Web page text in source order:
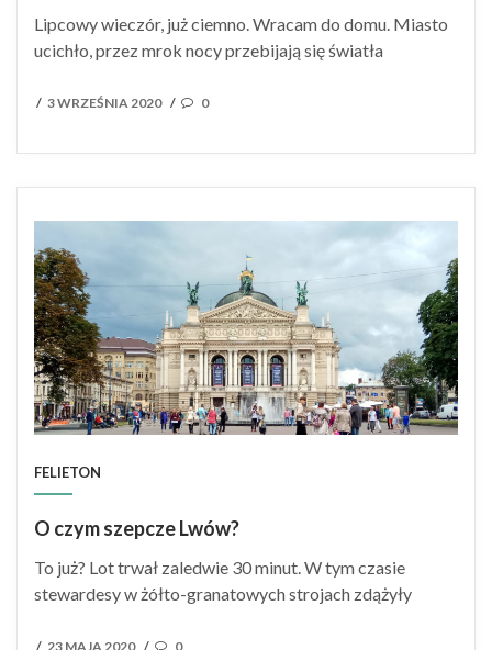
Lipcowy wieczór, już ciemno. Wracam do domu. Miasto
ucichło, przez mrok nocy przebijają się światła
/ POSTED
3 WRZEŚNIA 2020 / 0
FELIETON
O czym szepcze Lwów?
To już? Lot trwał zaledwie 30 minut. W tym czasie
stewardesy w żółto-granatowych strojach zdążyły
/ POSTED
23 MAJA 2020 / 0